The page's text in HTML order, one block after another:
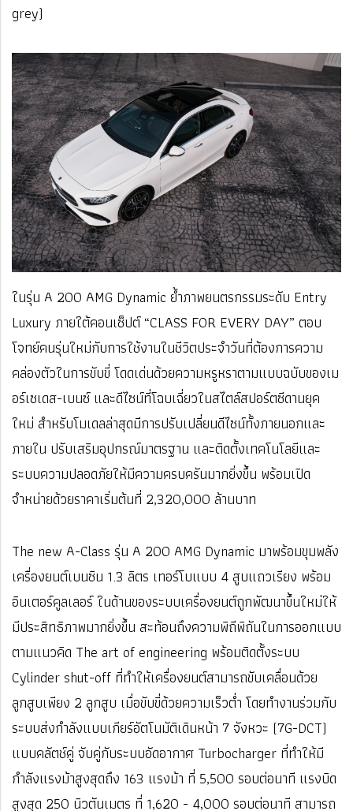
grey)
ในรุ่น A 200 AMG Dynamic ย้ำภาพยนตรกรรมระดับ Entry
Luxury ภายใต้คอนเซ็ปต์ “CLASS FOR EVERY DAY” ตอบ
โจทย์คนรุ่นใหม่กับการใช้งานในชีวิตประจำวันที่ต้องการความ
คล่องตัวในการขับขี่ โดดเด่นด้วยความหรูหราตามแบบฉบับของเม
อร์เซเดส-เบนซ์ และดีไซน์ที่โฉบเฉี่ยวในสไตล์สปอร์ตซีดานยุค
ใหม่ สำหรับโมเดลล่าสุดมีการปรับเปลี่ยนดีไซน์ทั้งภายนอกและ
ภายใน ปรับเสริมอุปกรณ์มาตรฐาน และติดตั้งเทคโนโลยีและ
ระบบความปลอดภัยให้มีความครบครันมากยิ่งขึ้น พร้อมเปิด
จำหน่ายด้วยราคาเริ่มต้นที่ 2,320,000 ล้านบาท
The new A-Class รุ่น A 200 AMG Dynamic มาพร้อมขุมพลัง
เครื่องยนต์เบนซิน 1.3 ลิตร เทอร์โบแบบ 4 สูบแถวเรียง พร้อม
อินเตอร์คูลเลอร์ ในด้านของระบบเครื่องยนต์ถูกพัฒนาขึ้นใหม่ให้
มีประสิทธิภาพมากยิ่งขึ้น สะท้อนถึงความพิถีพิถันในการออกแบบ
ตามแนวคิด The art of engineering พร้อมติดตั้งระบบ
Cylinder shut-off ที่ทำให้เครื่องยนต์สามารถขับเคลื่อนด้วย
ลูกสูบเพียง 2 ลูกสูบ เมื่อขับขี่ด้วยความเร็วต่ำ โดยทำงานร่วมกับ
ระบบส่งกำลังแบบเกียร์อัตโนมัติเดินหน้า 7 จังหวะ (7G-DCT)
แบบคลัตช์คู่ จับคู่กับระบบอัดอากาศ Turbocharger ที่ทำให้มี
กำลังแรงม้าสูงสุดถึง 163 แรงม้า ที่ 5,500 รอบต่อนาที แรงบิด
สูงสุด 250 นิวตันเมตร ที่ 1,620 - 4,000 รอบต่อนาที สามารถ